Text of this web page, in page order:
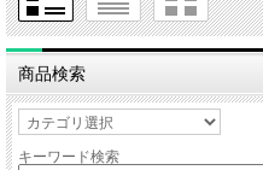
商品検索
キーワード検索